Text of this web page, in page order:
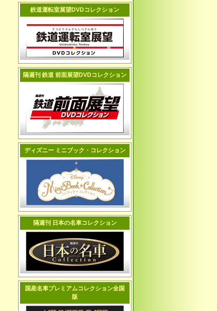
鉄道運転室展望DVDコレクション
隔週刊 鉄道 前面展望DVDコレクション
ディズニー ミニブック・コレクション
隔週刊 日本の名車コレクション
国産名車プレミアムコレクション全国
版